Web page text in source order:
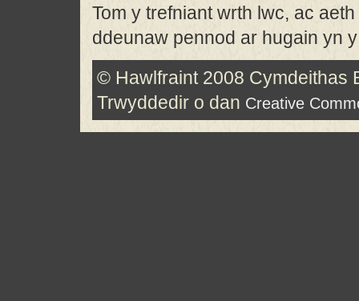
Tom y trefniant wrth lwc, ac
ddeunaw pennod ar hugain yn
© Hawlfraint 2008 Cymdeithas
Trwyddedir o dan Creative